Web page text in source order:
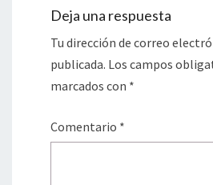
Deja una respuesta
Tu dirección de correo
publicada. Los campos
marcados con *
Comentario *